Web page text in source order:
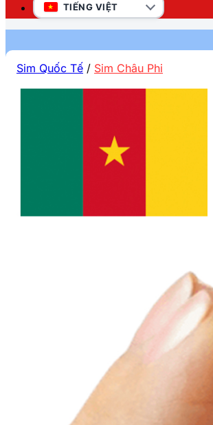
TIẾNG VIỆT
Sim Quốc Tế / Sim Châu Phi